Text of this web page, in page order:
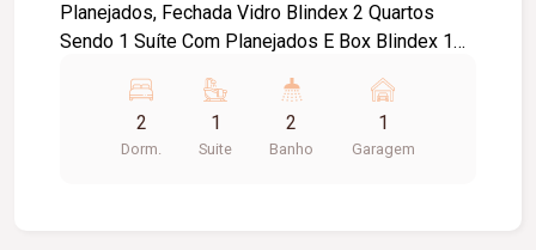
Planejados, Fechada Vidro Blindex 2 Quartos
Sendo 1 Suíte Com Planejados E Box Blindex 1
Cozinha Com Planejados 1 Vaga Garagem
2
Dorm.
1
Suite
2
Banho
1
Garagem